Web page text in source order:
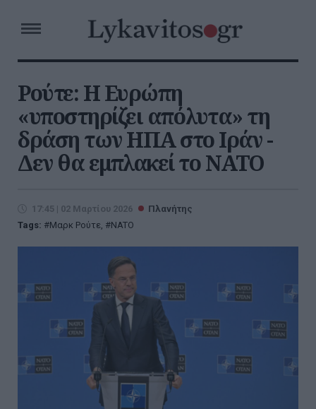
Ρούτε: Η Ευρώπη
«υποστηρίζει απόλυτα» τη
δράση των ΗΠΑ στο Ιράν -
Δεν θα εμπλακεί το ΝΑΤΟ
17:45 | 02 Μαρτίου 2026
Πλανήτης
Tags:
Μαρκ Ρούτε, NATO